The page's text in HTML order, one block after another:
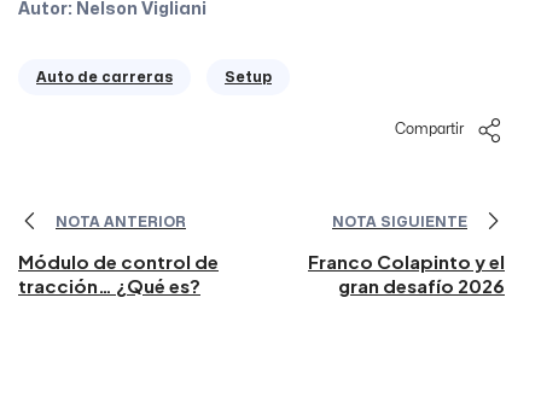
Autor: Nelson Vigliani
Auto de carreras Setup
Compartir
NOTA ANTERIOR
Módulo de control de
tracción… ¿Qué es?
NOTA SIGUIENTE
Franco Colapinto y el
gran desafío 2026